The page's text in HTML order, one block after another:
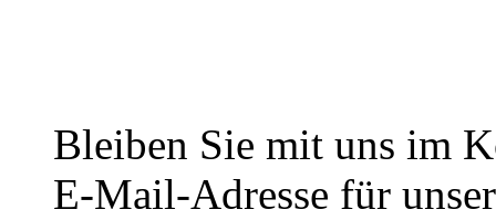
Bleiben Sie mit uns im
E-Mail-Adresse für